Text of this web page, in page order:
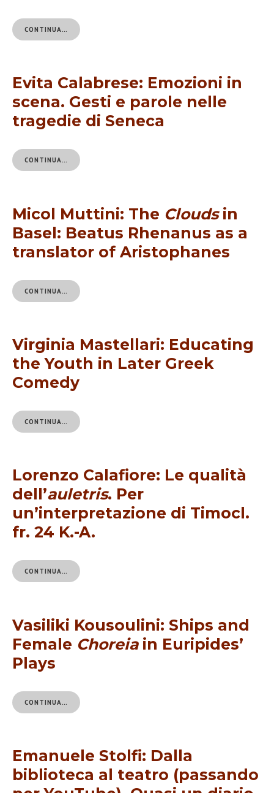
CONTINUA…
Evita Calabrese: Emozioni in
scena. Gesti e parole nelle
tragedie di Seneca
CONTINUA…
Micol Muttini: The Cloudsin
Basel: Beatus Rhenanus as a
translator of Aristophanes
CONTINUA…
Virginia Mastellari: Educating
the Youth in Later Greek
Comedy
CONTINUA…
Lorenzo Calafiore: Le qualità
dell’auletris. Per
un’interpretazione di Timocl.
fr. 24 K.-A.
CONTINUA…
Vasiliki Kousoulini: Ships and
Female Choreiain Euripides’
Plays
CONTINUA…
Emanuele Stolfi: Dalla
biblioteca al teatro (passando